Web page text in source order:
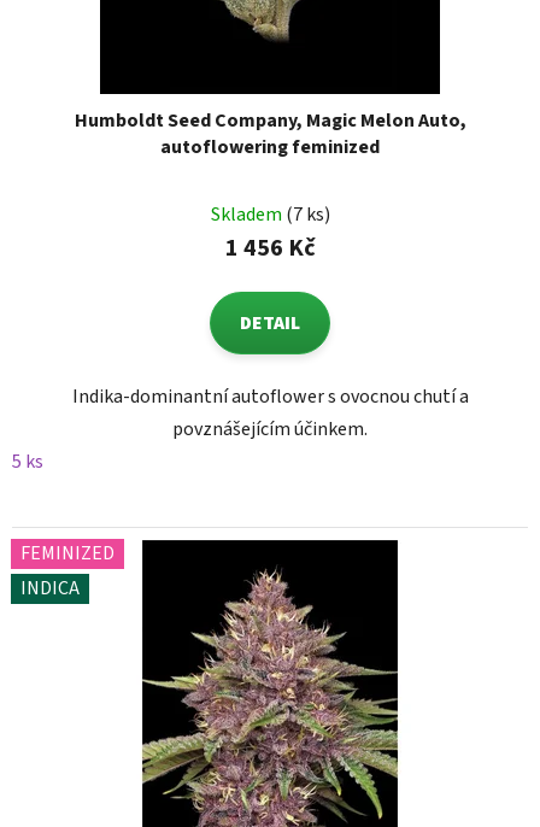
Humboldt Seed Company, Magic Melon Auto,
autoflowering feminized
Skladem (7 ks)
1 456 Kč
DETAIL
Indika-dominantní autoflower s ovocnou chutí a
povznášejícím účinkem.
5 ks
FEMINIZED
INDICA